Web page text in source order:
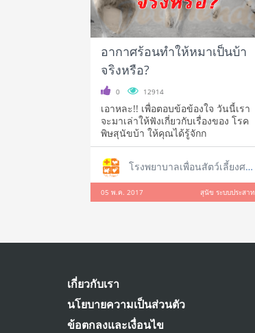
อากาศร้อนทำให้หมาเป็นบ้า
จริงหรือ?
0 12914
เอาหละ!! เพื่อตอบข้อข้องใจ วันนี้เรา
จะมาเล่าให้ฟังเกี่ยวกับเรื่องของ โรค
พิษสุนัขบ้า ให้คุณได้รู้จักก
โรงพยาบาลเพื่อนสัตว์เลี้ยงศรีราชา
05 พ.ค. 2017 สุนัข ระบบประสาท
เกี่ยวกับเรา
นโยบายความเป็นส่วนตัว
ข้อตกลงและเงื่อนไข